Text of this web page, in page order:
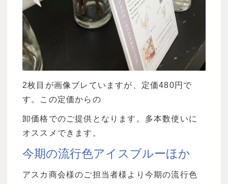
2枚目が画像ブレていますが、定価480円で
す。この定価からの
卸価格でのご提供となります。多本数使いに
オススメできます。
今期の流行色アイスブルーほか
アスカ商会様のご担当者様より今期の流行色